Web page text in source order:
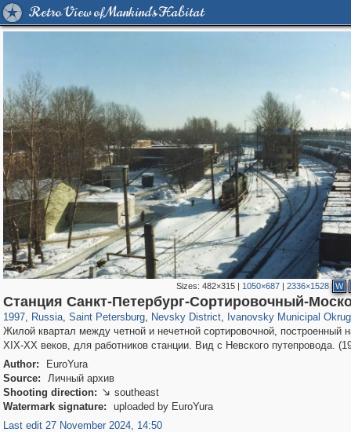
Retro View of Mankind's Habitat
Sizes: 482×315| 1050×687| 2336×1528 W
Станция Санкт-Петербург-Сортировочный-
1997, Russia
1,407,714 29,262
, Saint Petersburg
197,295 5,716
, Nevsky District
8,612 134
, Ivanovsky Municipal Okrug
2,464 44
Жилой квартал между четной и нечетной сортировочной, построенный
XIX-XX веков, для работников станции. Вид с Невского путепровода.
Author:
EuroYura
Source:
Личный архив
Shooting direction:  southeast
Watermark signature:
uploaded by EuroYura
Last edit 27 November 2024, 14:50